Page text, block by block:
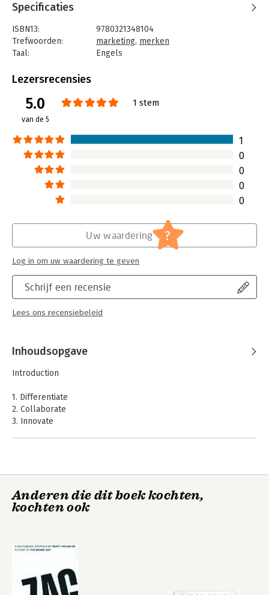
schijnbare simpele boek biedt iedereen toegang tot 'het beste
Specificaties
ISBN13:
9780321348104
Trefwoorden:
marketing, merken
Taal:
Engels
Aantal pagina's:
Druk:
2
Lezersrecensies
5.0
van de 5
1 stem
1
0
0
0
0
Schrijf een recensie
Lees ons recensiebeleid
Uw waardering ?
Log in om uw waardering te geven
Inhoudsopgave
Introduction
1. Differentiate
2. Collaborate
3. Innovate
Acknowledgements
Index
Anderen die dit boek kochten,
kochten ook